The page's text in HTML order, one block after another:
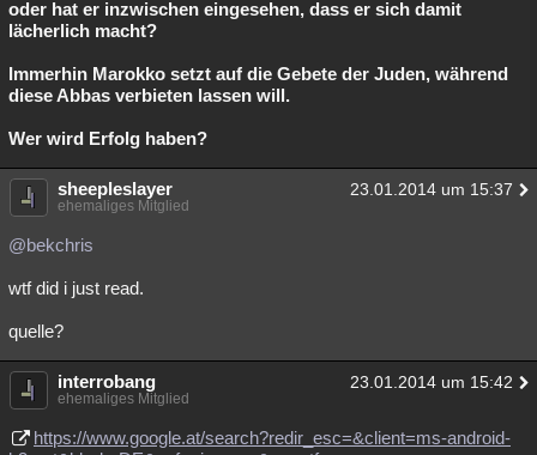
oder hat er inzwischen eingesehen, dass er sich damit
lächerlich macht?
Immerhin Marokko setzt auf die Gebete der Juden, während
diese Abbas verbieten lassen will.
Wer wird Erfolg haben?
sheepleslayer 23.01.2014 um 15:37
ehemaliges Mitglied
@bekchris
wtf did i just read.
quelle?
interrobang 23.01.2014 um 15:42
ehemaliges Mitglied
https://www.google.at/search?redir_esc=&client=ms-android-